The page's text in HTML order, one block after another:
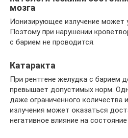
мозга
Ионизирующее излучение может
Поэтому при нарушении
с барием не проводится.
Катаракта
При рентгене желудка с барием
превышает допустимых норм.
даже ограниченного количества
излучения может оказаться
негативное влияние на состояние